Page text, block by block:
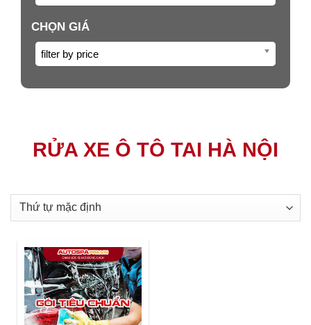
CHỌN GIÁ
filter by price
RỬA XE Ô TÔ TAI HÀ NỘI